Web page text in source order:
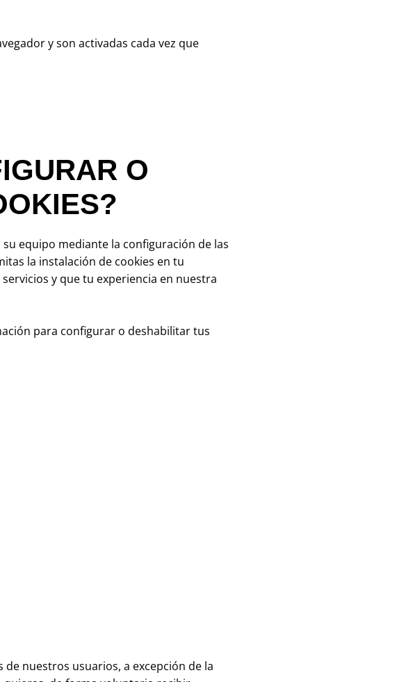
y son activadas cada vez que
O
equipo mediante la configuración de las
la instalación de cookies en tu
y que tu experiencia en nuestra
para configurar o deshabilitar tus
nuestros usuarios, a excepción de la